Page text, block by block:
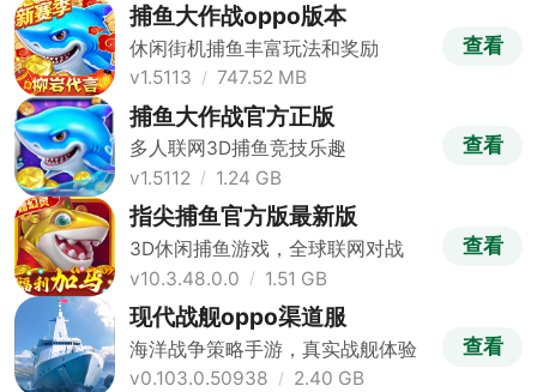
捕鱼大作战oppo版本
休闲街机捕鱼丰富玩法和奖励
v1.5113
747.52 MB
查看
捕鱼大作战官方正版
多人联网3D捕鱼竞技乐趣
v1.5112
1.24 GB
查看
指尖捕鱼官方版最新版
3D休闲捕鱼游戏，全球联网对战
v10.3.48.0.0
1.51 GB
查看
现代战舰oppo渠道服
海洋战争策略手游，真实战舰体验
v0.103.0.50938
2.40 GB
查看